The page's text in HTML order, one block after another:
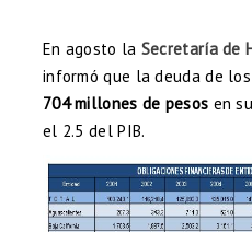
En agosto la Secretaría de
informó que la deuda de
704 millones de pesos en
el 2.5 del PIB.